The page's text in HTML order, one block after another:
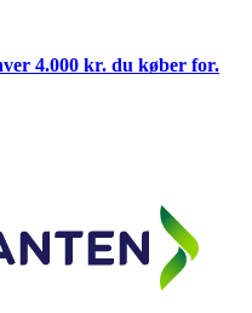
4.000 kr. du køber for.